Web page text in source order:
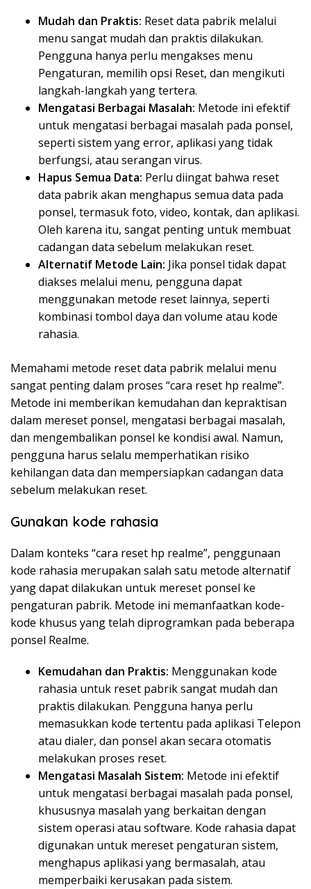
Mudah dan Praktis: Reset data pabrik melalui
menu sangat mudah dan praktis dilakukan.
Pengguna hanya perlu mengakses menu
Pengaturan, memilih opsi Reset, dan mengikuti
langkah-langkah yang tertera.
Mengatasi Berbagai Masalah: Metode ini efektif
untuk mengatasi berbagai masalah pada ponsel,
seperti sistem yang error, aplikasi yang tidak
berfungsi, atau serangan virus.
Hapus Semua Data: Perlu diingat bahwa reset
data pabrik akan menghapus semua data pada
ponsel, termasuk foto, video, kontak, dan aplikasi.
Oleh karena itu, sangat penting untuk membuat
cadangan data sebelum melakukan reset.
Alternatif Metode Lain: Jika ponsel tidak dapat
diakses melalui menu, pengguna dapat
menggunakan metode reset lainnya, seperti
kombinasi tombol daya dan volume atau kode
rahasia.
Memahami metode reset data pabrik melalui menu
sangat penting dalam proses “cara reset hp realme”.
Metode ini memberikan kemudahan dan kepraktisan
dalam mereset ponsel, mengatasi berbagai masalah,
dan mengembalikan ponsel ke kondisi awal. Namun,
pengguna harus selalu memperhatikan risiko
kehilangan data dan mempersiapkan cadangan data
sebelum melakukan reset.
Gunakan kode rahasia
Dalam konteks “cara reset hp realme”, penggunaan
kode rahasia merupakan salah satu metode alternatif
yang dapat dilakukan untuk mereset ponsel ke
pengaturan pabrik. Metode ini memanfaatkan kode-
kode khusus yang telah diprogramkan pada beberapa
ponsel Realme.
Kemudahan dan Praktis: Menggunakan kode
rahasia untuk reset pabrik sangat mudah dan
praktis dilakukan. Pengguna hanya perlu
memasukkan kode tertentu pada aplikasi Telepon
atau dialer, dan ponsel akan secara otomatis
melakukan proses reset.
Mengatasi Masalah Sistem: Metode ini efektif
untuk mengatasi berbagai masalah pada ponsel,
khususnya masalah yang berkaitan dengan
sistem operasi atau software. Kode rahasia dapat
digunakan untuk mereset pengaturan sistem,
menghapus aplikasi yang bermasalah, atau
memperbaiki kerusakan pada sistem.